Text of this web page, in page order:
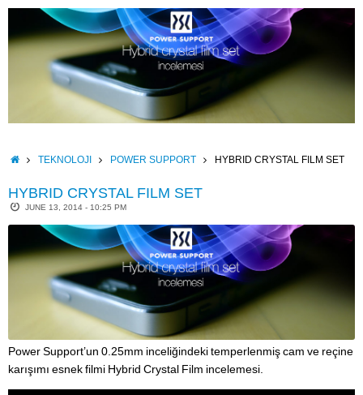
Skip
content
HOMETEKNOLOJI POWER SUPPORT HYBRID CRYSTAL FILM SET
HYBRID CRYSTAL FILM SET
JUNE 13, 2014 - 10:25 PM
Power Support’un 0.25mm inceliğindeki temperlenmiş cam ve reçine
karışımı esnek filmi Hybrid Crystal Film incelemesi.